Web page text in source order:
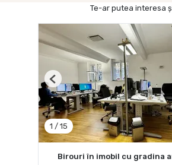
Te-ar putea interesa
1 / 15
Previous
Birouri în imobil cu gradina